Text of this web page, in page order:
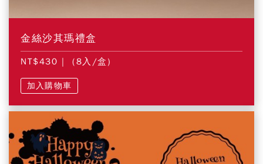
金絲沙其瑪禮盒
NT$430 | (8入/盒)
加入購物車